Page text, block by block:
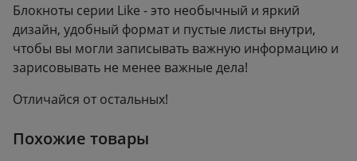
Блокноты серии Like - это необычный и яркий
дизайн, удобный формат и пустые листы внутри,
чтобы вы могли записывать важную информацию и
зарисовывать не менее важные дела!
Отличайся от остальных!
Похожие товары